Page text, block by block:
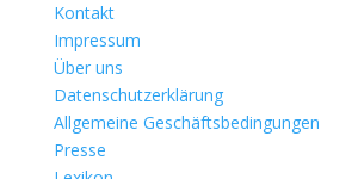
Kontakt
Impressum
Über uns
Datenschutzerklärung
Allgemeine Geschäftsbedingungen
Presse